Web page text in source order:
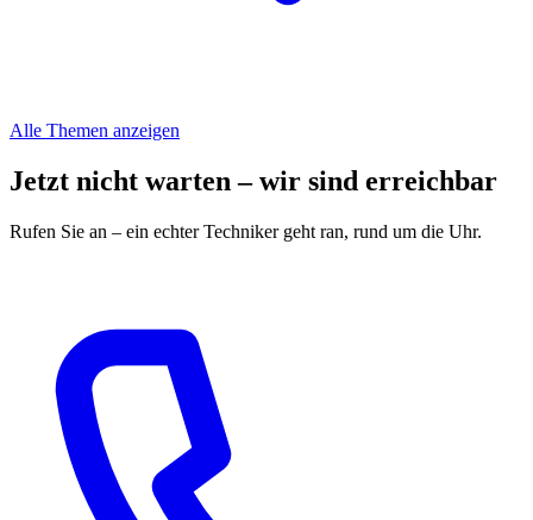
Alle Themen anzeigen
Jetzt nicht warten – wir sind erreichbar
Rufen Sie an – ein echter Techniker geht ran, rund um die Uhr.